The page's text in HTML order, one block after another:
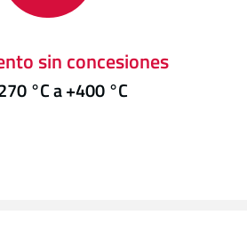
sin concesiones
°C a +400 °C